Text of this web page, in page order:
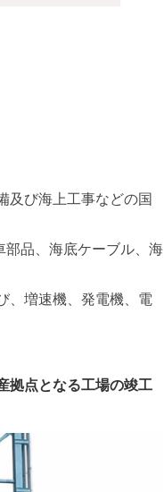
及び海上工事などの国
部品、海底ケーブル、海
、増速機、発電機、電
拠点となる工場の竣工